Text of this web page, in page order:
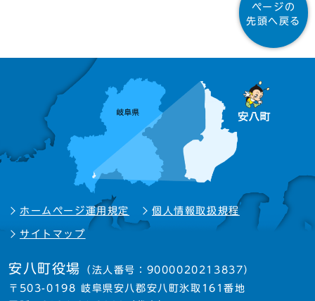
ページの
先頭へ戻る
ホームページ運用規定 個人情報取扱規程
サイトマップ
安八町役場 （法人番号：9000020213837）
〒503-0198 岐阜県安八郡安八町氷取161番地